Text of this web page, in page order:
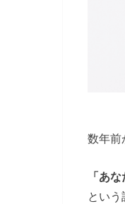
数年前
「あ
という